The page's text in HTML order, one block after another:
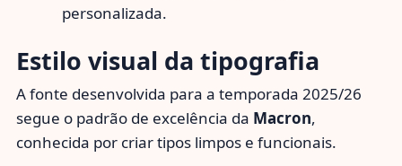
personalizada.
Estilo visual da tipografia
A fonte desenvolvida para a temporada 2025/26
segue o padrão de excelência da Macron,
conhecida por criar tipos limpos e funcionais.